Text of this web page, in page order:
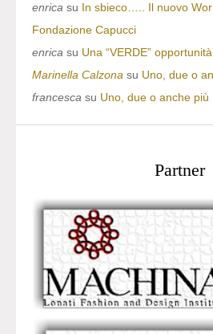
enrica su In sbieco….. Il nuovo
Fondazione Capucci
enrica su Una “VERDE” opportunità
Marinella Calzona su Uno, due o
francesca su Uno, due o anche più
Partner